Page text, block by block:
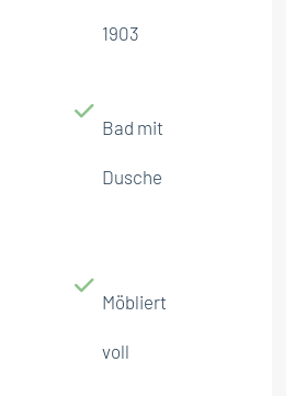
1903
Bad mit
Dusche
Möbliert
voll